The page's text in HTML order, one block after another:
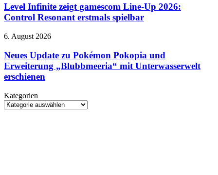
Video
zeigt
gamescom
Line-
2026:
Resonant
erstmals
spielbar
Level Infinite zeigt gamescom Line-Up 2026:
Control Resonant erstmals spielbar
Neues
zu
Pokémon
Pokopia
und
„Blubbmeeria“
mit
6. August 2026
Neues Update zu Pokémon Pokopia und
Erweiterung „Blubbmeeria“ mit Unterwasserwelt
erschienen
Kategorien
Kategorien